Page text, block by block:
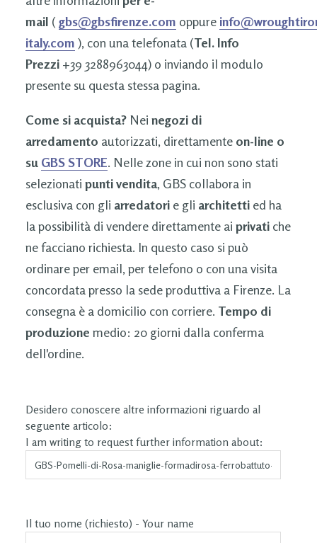
mail ( gbs@gbsfirenze.com oppure
italy.com ), con una telefonata (Tel. Info
Prezzi+39 3288963044) o inviando il modulo
presente su questa stessa pagina.
Come si acquista?Nei negozi di
arredamento autorizzati, direttamente on-line o
su GBS STORE. Nelle zone in cui non sono stati
selezionati punti vendita, GBS collabora in
esclusiva con gli arredatorie gli architettied ha
la possibilità di vendere direttamente ai privatiche
ne facciano richiesta. In questo caso si può
ordinare per email, per telefono o con una visita
concordata presso la sede produttiva a Firenze. La
consegna è a domicilio con corriere. Tempo di
produzione medio: 20 giorni dalla conferma
dell'ordine.
Desidero conoscere altre informazioni riguardo al
seguente articolo:
I am writing to request further information about:
Il tuo nome (richiesto) - Your name